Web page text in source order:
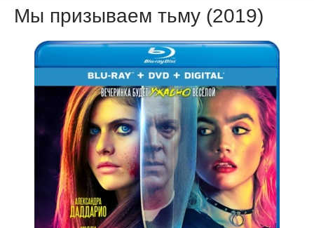
Мы призываем тьму (2019)